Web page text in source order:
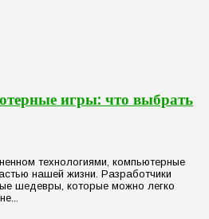
игры: что выбрать
технологиями, компьютерные
нашей жизни. Разработчики
шедевры, которые можно легко